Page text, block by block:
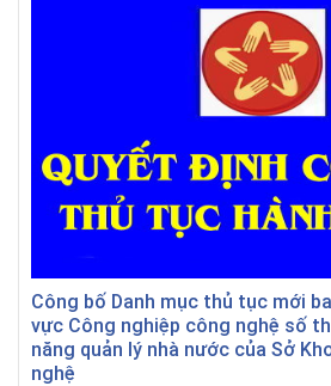
Công bố Danh mục thủ tục mới
vực Công nghiệp công nghệ số
năng quản lý nhà nước của Sở
nghệ